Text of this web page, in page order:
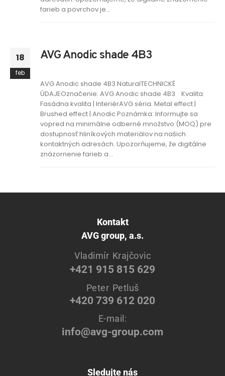
farieb a povrchov je...
18
feb
AVG Anodic shade 4B3
AVG Anodic shade 4B3 NaturalTECHNICKÉ
ÚDAJEOznačenie: AVG Anodic shade 4B3 Kvalita:
Fasádna kvalita | InteriérAVG séria: Metal effect |
Brushed effect | Anodic Poznámka: Informujte sa
vopred na minimálne odberné množstvo (MOQ) pre
dostupnosť hliníkových materiálov na našich
kontaktných adresách. Upozorňujeme, že digitálne
znázornenie farieb a...
Kontakt
AVG group, a.s.
Vladimír Krajčovic
+421 915 815 629
Peter Petluš
+420 739 612 020
E-mail:
info@avg-group.com
Sledujte nás